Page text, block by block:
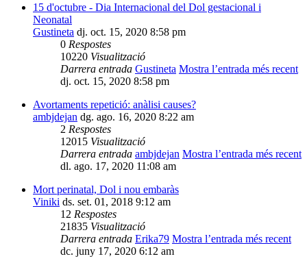
15 d'octubre - Dia Internacional del Dol gestacional i
Neonatal
Gustineta dj. oct. 15, 2020 8:58 pm
0 Respostes
10220 Visualització
Darrera entrada Gustineta Mostra l’entrada més recent
dj. oct. 15, 2020 8:58 pm
Avortaments repetició: anàlisi causes?
ambjdejan dg. ago. 16, 2020 8:22 am
2 Respostes
12015 Visualització
Darrera entrada ambjdejan Mostra l’entrada més recent
dl. ago. 17, 2020 11:08 am
Mort perinatal, Dol i nou embaràs
Viniki ds. set. 01, 2018 9:12 am
12 Respostes
21835 Visualització
Darrera entrada Erika79 Mostra l’entrada més recent
dc. juny 17, 2020 6:12 am